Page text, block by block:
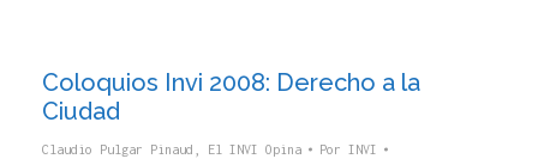
Coloquios Invi 2008: Derecho a la
Ciudad
Claudio Pulgar Pinaud El INVI Opina Por INVI